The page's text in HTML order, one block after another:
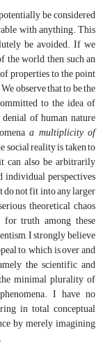
be considered
with anything. This
be avoided. If we
world, then such an
properties to the point
observe that to be the
to the idea of
of human nature
a multiplicity of
social reality is taken to
can also be arbitrarily
individual perspectives
do not fit into any larger
theoretical chaos
truth among these
I strongly believe
to, which is over and
the scientific and
minimal plurality of
I have no
in total conceptual
by merely imagining